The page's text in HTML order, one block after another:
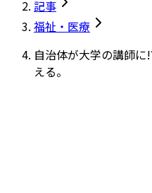
記事
福祉・医療
自治体が大学の講師
える。